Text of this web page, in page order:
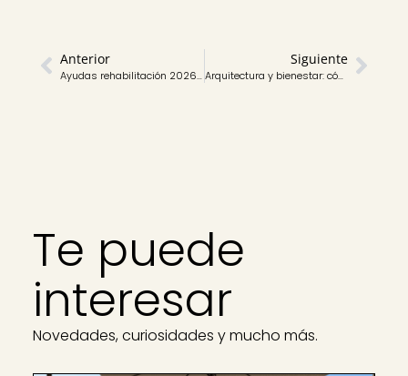
Anterior
Ayudas rehabilitación 2026: guía completa para solicitar subvenciones paso a paso
Siguiente
Arquitectura y bienestar: cómo el diseño influye en tu salud mental
Te puede
interesar
Novedades, curiosidades y mucho más.